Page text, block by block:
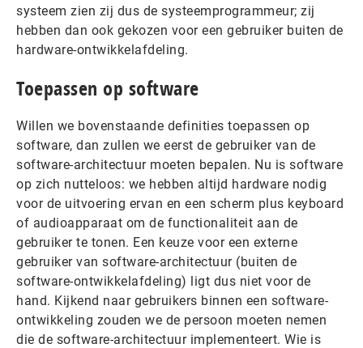
systeem zien zij dus de systeemprogrammeur; zij
hebben dan ook gekozen voor een gebruiker buiten de
hardware-ontwikkelafdeling.
Toepassen op software
Willen we bovenstaande definities toepassen op
software, dan zullen we eerst de gebruiker van de
software-architectuur moeten bepalen. Nu is software
op zich nutteloos: we hebben altijd hardware nodig
voor de uitvoering ervan en een scherm plus keyboard
of audioapparaat om de functionaliteit aan de
gebruiker te tonen. Een keuze voor een externe
gebruiker van software-architectuur (buiten de
software-ontwikkelafdeling) ligt dus niet voor de
hand. Kijkend naar gebruikers binnen een software-
ontwikkeling zouden we de persoon moeten nemen
die de software-architectuur implementeert. Wie is